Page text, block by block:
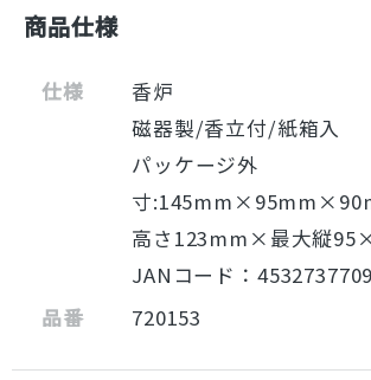
商品仕様
仕様
香炉
磁器製/香立付/紙箱入
パッケージ外
寸
高さ123mm×最大縦
JANコード：
品番
720153